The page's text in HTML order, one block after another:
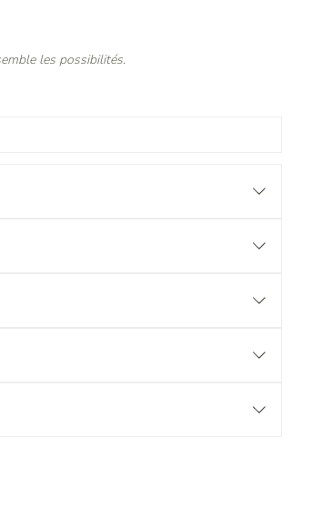
les possibilités.